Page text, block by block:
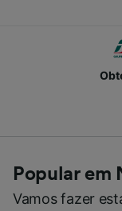
Popular em
Vamos fazer